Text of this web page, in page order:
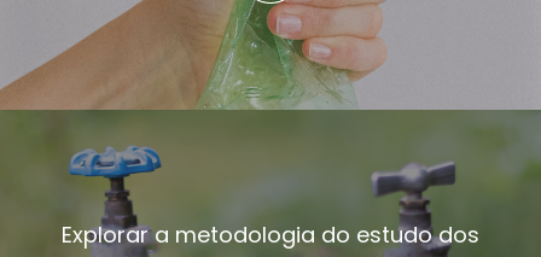
Explorar a metodologia do estudo dos